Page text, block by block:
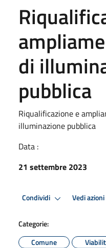
di
pubblica
Riqualificazione e
illuminazione pubblica
Data :
21 settembre 2023
Condividi Vedi azioni
Categorie:
Comune